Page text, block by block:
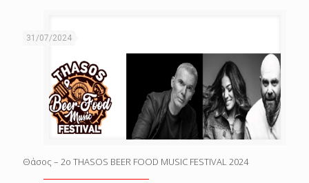
31/07/2024
Θάσος – 2o THASOS BEER FOOD MUSIC FESTIVAL 2024